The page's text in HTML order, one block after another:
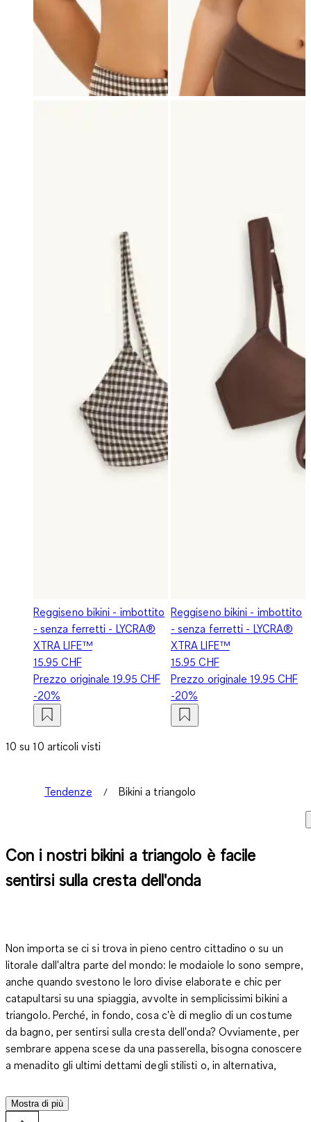
Reggiseno bikini - imbottito
- senza ferretti - LYCRA®
XTRA LIFE™
15.95 CHF
Prezzo originale19.95 CHF
-20%
Reggiseno bikini - imbottito
- senza ferretti - LYCRA®
XTRA LIFE™
15.95 CHF
Prezzo originale19.95 CHF
-20%
10 su 10 articoli visti
Tendenze Bikini a triangolo
Con i nostri bikini a triangolo è facile
sentirsi sulla cresta dell'onda
Non importa se ci si trova in pieno centro cittadino o su un
litorale dall'altra parte del mondo: le modaiole lo sono sempre,
anche quando svestono le loro divise elaborate e chic per
catapultarsi su una spiaggia, avvolte in semplicissimi bikini a
triangolo. Perché, in fondo, cosa c'è di meglio di un costume
da bagno, per sentirsi sulla cresta dell'onda? Ovviamente, per
sembrare appena scese da una passerella, bisogna conoscere
a menadito gli ultimi dettami degli stilisti o, in alternativa,
tutti i bikini a triangolo più popolari del momento, come quelli
con stampe mutuate dalla natura, che sulle nostre creazioni
Mostra di più